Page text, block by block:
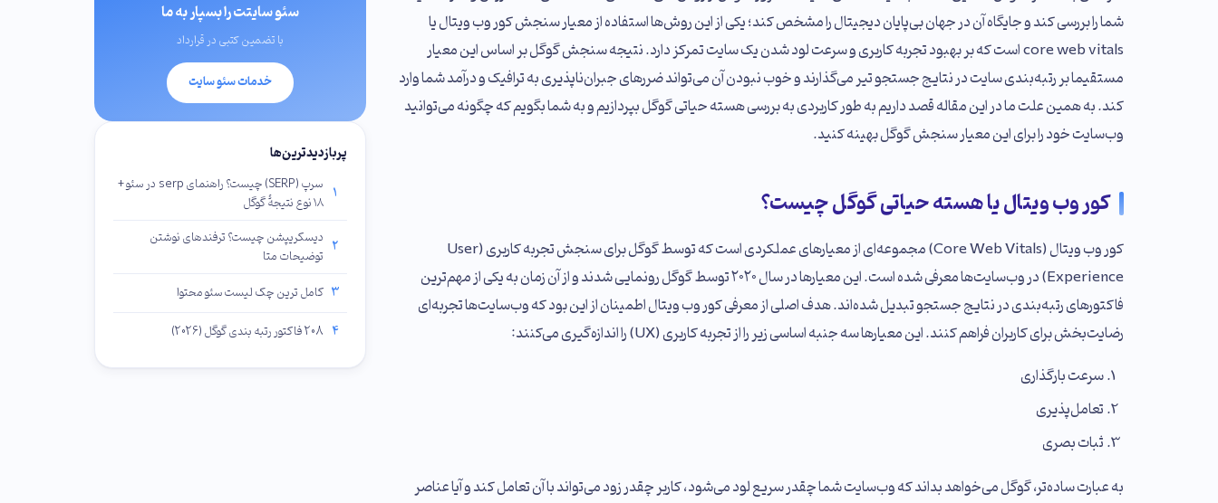
شما را بررسی کند و جایگاه آن در جهان بی‌پایان دیجیتال را مشخص کند؛ یکی از این روش‌ها استفاده از معیار سنجش کور وب ویتال یا
core web vitals است که بر بهبود تجربه کاربری و سرعت لود شدن یک سایت تمرکز دارد. نتیجه سنجش گوگل بر اساس این معیار
مستقیما بر رتبه‌بندی سایت در نتایج جستجو تیر می‌گذارند و خوب نبودن آن می‌تواند ضررهای جبران‌ناپذیری به ترافیک و درآمد شما وارد
کند. به همین علت ما در این مقاله قصد داریم به طور کاربردی به بررسی هسته حیاتی گوگل بپردازیم و به شما بگویم که چگونه می‌توانید
وب‌سایت خود را برای این معیار سنجش گوگل بهینه کنید.
کور وب ویتال یا هسته حیاتی گوگل چیست؟
کور وب ویتال (Core Web Vitals) مجموعه‌ای از معیارهای عملکردی است که توسط گوگل برای سنجش تجربه کاربری (User
Experience) در وب‌سایت‌ها معرفی شده است. این معیارها در سال ۲۰۲۰ توسط گوگل رونمایی شدند و از آن زمان به یکی از مهم‌ترین
فاکتورهای رتبه‌بندی در نتایج جستجو تبدیل شده‌اند. هدف اصلی از معرفی کور وب ویتال اطمینان از این بود که وب‌سایت‌ها تجربه‌ای
رضایت‌بخش برای کاربران فراهم کنند. این معیارها سه جنبه اساسی زیر را از تجربه کاربری (UX) را اندازه‌گیری می‌کنند:
سرعت بارگذاری
تعامل‌پذیری
ثبات بصری
به عبارت ساده‌تر، گوگل می‌خواهد بداند که وب‌سایت شما چقدر سریع لود می‌شود، کاربر چقدر زود می‌تواند با آن تعامل کند و آیا عناصر
سئو سایتت را بسپار به ما
با تضمین کتبی در قرارداد
خدمات سئو سایت
پربازدیدترین‌ها
1
سرپ (SERP) چیست؟ راهنمای serp در سئو +
۱۸ نوع نتیجهٔ گوگل
2
دیسکریپشن چیست؟ ترفندهای نوشتن
توضیحات متا
3 کامل ترین چک لیست سئو محتوا
4 208 فاکتور رتبه بندی گوگل (2026)